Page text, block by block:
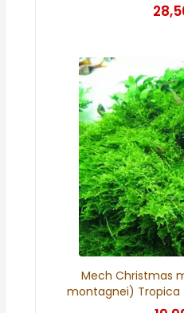
Mech Christmas
montagnei)